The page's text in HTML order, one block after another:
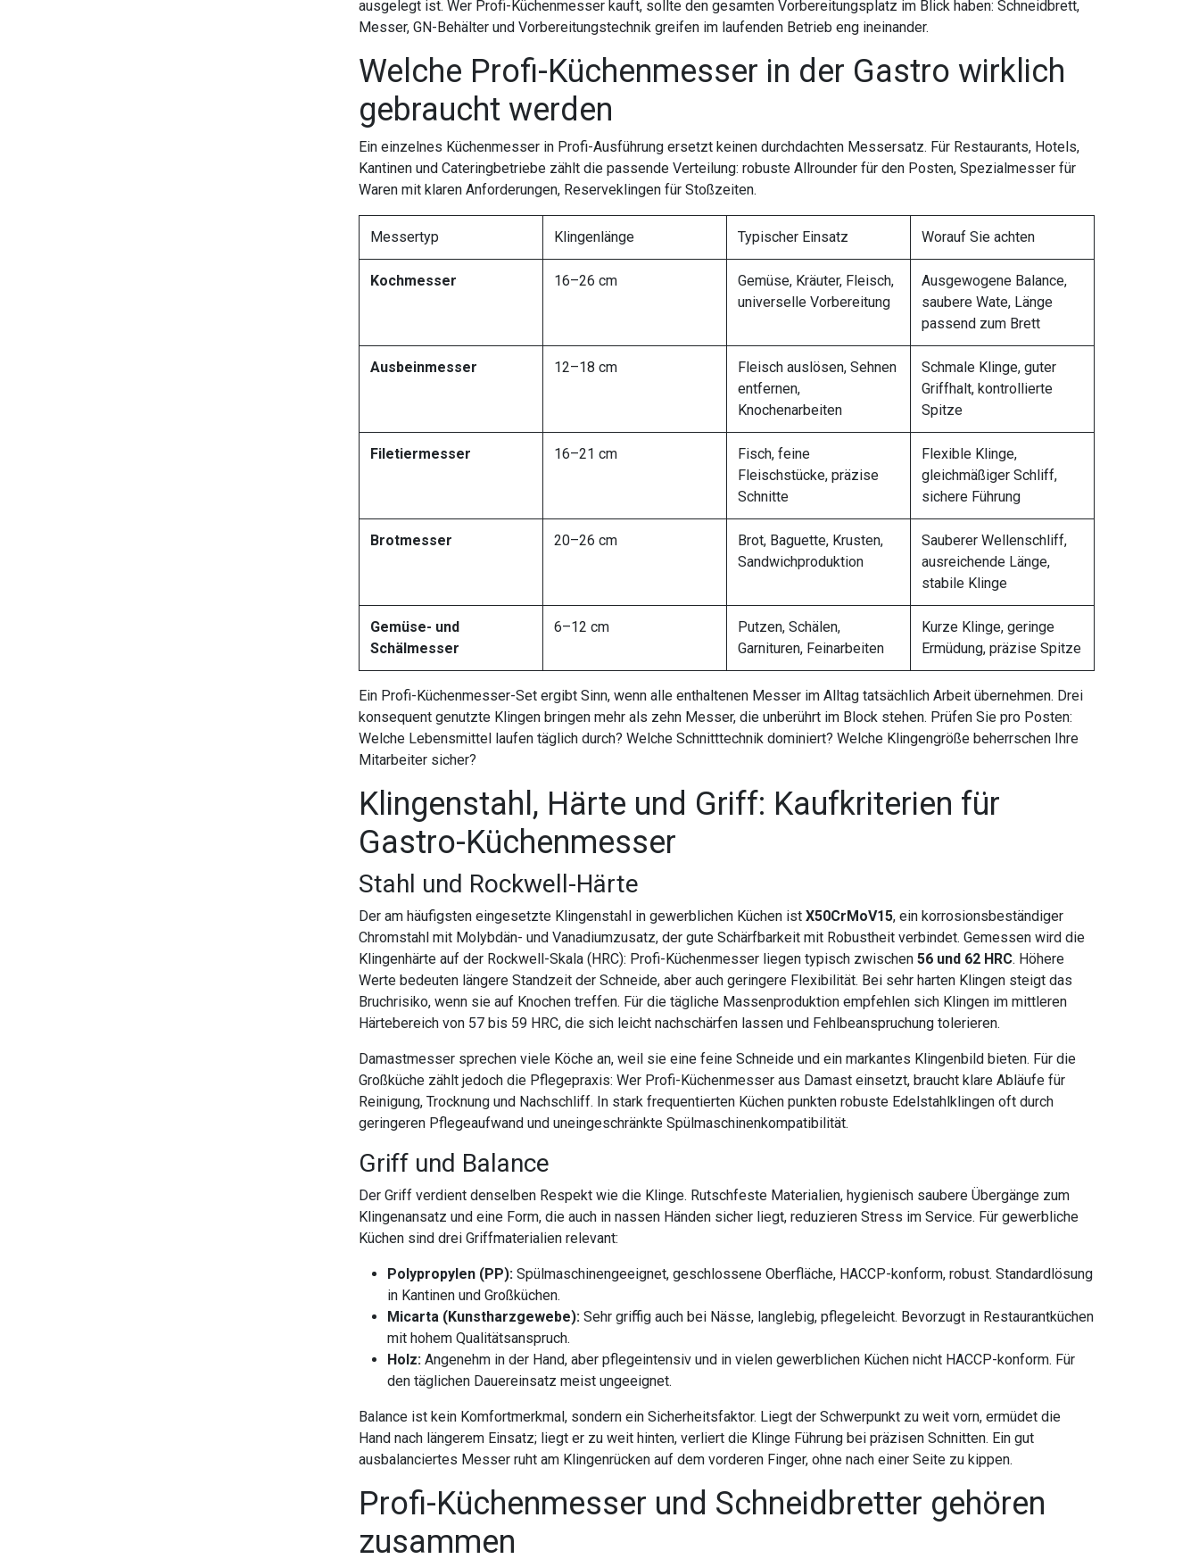
ausgelegt ist. Wer Profi-Küchenmesser kauft, sollte den gesamten Vorbereitungsplatz im Blick haben: Schneidbrett,
Messer, GN-Behälter und Vorbereitungstechnik greifen im laufenden Betrieb eng ineinander.
Welche Profi-Küchenmesser in der Gastro wirklich
gebraucht werden
Ein einzelnes Küchenmesser in Profi-Ausführung ersetzt keinen durchdachten Messersatz. Für Restaurants, Hotels,
Kantinen und Cateringbetriebe zählt die passende Verteilung: robuste Allrounder für den Posten, Spezialmesser für
Waren mit klaren Anforderungen, Reserveklingen für Stoßzeiten.
Messertyp Klingenlänge Typischer Einsatz Worauf Sie achten
Kochmesser 16–26 cm
Gemüse, Kräuter, Fleisch,
universelle Vorbereitung
Ausgewogene Balance,
saubere Wate, Länge
passend zum Brett
Ausbeinmesser 12–18 cm
Fleisch auslösen, Sehnen
entfernen,
Knochenarbeiten
Schmale Klinge, guter
Griffhalt, kontrollierte
Spitze
Filetiermesser 16–21 cm
Fisch, feine
Fleischstücke, präzise
Schnitte
Flexible Klinge,
gleichmäßiger Schliff,
sichere Führung
Brotmesser 20–26 cm
Brot, Baguette, Krusten,
Sandwichproduktion
Sauberer Wellenschliff,
ausreichende Länge,
stabile Klinge
Gemüse- und
Schälmesser
6–12 cm
Putzen, Schälen,
Garnituren, Feinarbeiten
Kurze Klinge, geringe
Ermüdung, präzise Spitze
Ein Profi-Küchenmesser-Set ergibt Sinn, wenn alle enthaltenen Messer im Alltag tatsächlich Arbeit übernehmen. Drei
konsequent genutzte Klingen bringen mehr als zehn Messer, die unberührt im Block stehen. Prüfen Sie pro Posten:
Welche Lebensmittel laufen täglich durch? Welche Schnitttechnik dominiert? Welche Klingengröße beherrschen Ihre
Mitarbeiter sicher?
Klingenstahl, Härte und Griff: Kaufkriterien für
Gastro-Küchenmesser
Stahl und Rockwell-Härte
Der am häufigsten eingesetzte Klingenstahl in gewerblichen Küchen ist X50CrMoV15, ein korrosionsbeständiger
Chromstahl mit Molybdän- und Vanadiumzusatz, der gute Schärfbarkeit mit Robustheit verbindet. Gemessen wird die
Klingenhärte auf der Rockwell-Skala (HRC): Profi-Küchenmesser liegen typisch zwischen 56 und 62 HRC. Höhere
Werte bedeuten längere Standzeit der Schneide, aber auch geringere Flexibilität. Bei sehr harten Klingen steigt das
Bruchrisiko, wenn sie auf Knochen treffen. Für die tägliche Massenproduktion empfehlen sich Klingen im mittleren
Härtebereich von 57 bis 59 HRC, die sich leicht nachschärfen lassen und Fehlbeanspruchung tolerieren.
Damastmesser sprechen viele Köche an, weil sie eine feine Schneide und ein markantes Klingenbild bieten. Für die
Großküche zählt jedoch die Pflegepraxis: Wer Profi-Küchenmesser aus Damast einsetzt, braucht klare Abläufe für
Reinigung, Trocknung und Nachschliff. In stark frequentierten Küchen punkten robuste Edelstahlklingen oft durch
geringeren Pflegeaufwand und uneingeschränkte Spülmaschinenkompatibilität.
Griff und Balance
Der Griff verdient denselben Respekt wie die Klinge. Rutschfeste Materialien, hygienisch saubere Übergänge zum
Klingenansatz und eine Form, die auch in nassen Händen sicher liegt, reduzieren Stress im Service. Für gewerbliche
Küchen sind drei Griffmaterialien relevant:
Polypropylen (PP): Spülmaschinengeeignet, geschlossene Oberfläche, HACCP-konform, robust. Standardlösung
in Kantinen und Großküchen.
Micarta (Kunstharzgewebe): Sehr griffig auch bei Nässe, langlebig, pflegeleicht. Bevorzugt in Restaurantküchen
mit hohem Qualitätsanspruch.
Holz: Angenehm in der Hand, aber pflegeintensiv und in vielen gewerblichen Küchen nicht HACCP-konform. Für
den täglichen Dauereinsatz meist ungeeignet.
Balance ist kein Komfortmerkmal, sondern ein Sicherheitsfaktor. Liegt der Schwerpunkt zu weit vorn, ermüdet die
Hand nach längerem Einsatz; liegt er zu weit hinten, verliert die Klinge Führung bei präzisen Schnitten. Ein gut
ausbalanciertes Messer ruht am Klingenrücken auf dem vorderen Finger, ohne nach einer Seite zu kippen.
Profi-Küchenmesser und Schneidbretter gehören
zusammen